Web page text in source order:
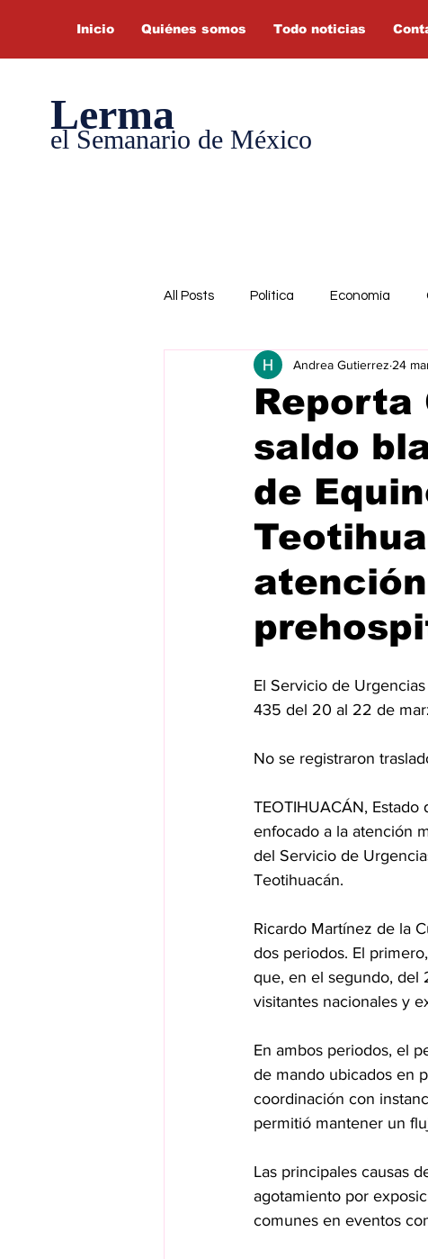
Inicio Quiénes somos Todo noticias
Lerma
el Semanario de México
All Posts Política Economía
Reporta
saldo
de
Andrea Gutierrez 24
El Servicio de
435 del 20 al 22 de
⁠No se registraron
TEOTIHUACÁN,
enfocado a la atención
del Servicio de
Teotihuacán.
Ricardo Martínez de la
dos periodos. El
que, en el segundo, del
visitantes nacionales y
En ambos periodos, el
de mando ubicados en
coordinación con
permitió mantener un
Las principales causas
agotamiento por
comunes en eventos